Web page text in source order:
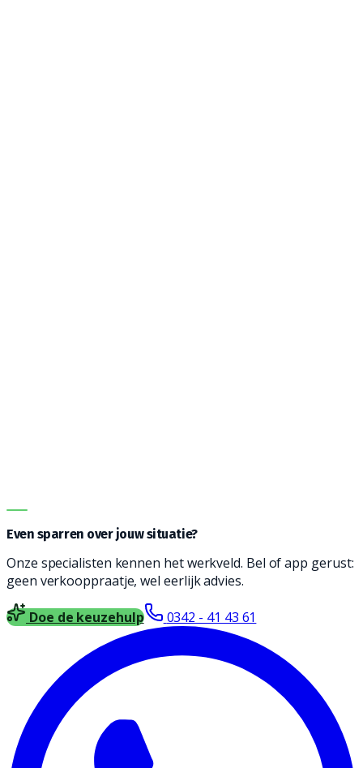
DIRECT ADVIES
Even sparren over jouw situatie?
Onze specialisten kennen het werkveld. Bel of app gerust:
geen verkooppraatje, wel eerlijk advies.
Doe de keuzehulp 0342 - 41 43 61